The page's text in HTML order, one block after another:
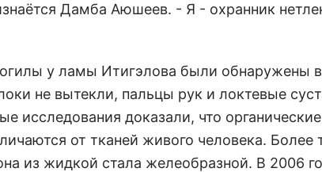
Дамба Аюшеев. - Я - охранник
у ламы Итигэлова были обнаружены
не вытекли, пальцы рук и локтевые
исследования доказали, что
от тканей живого человека. Более
из жидкой стала желеобразной. В 2006